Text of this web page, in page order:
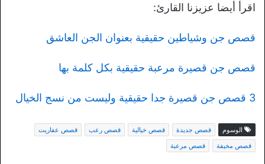
اقرأ أيضا عزيزنا القارئ:
قصص جن وشياطين حقيقية بعنوان الجن العاشق
قصص جن قصيرة مرعبة حقيقية بكل كلمة بها
3 قصص جن قصيرة جدا حقيقية وليست من نسج الخيال
الوسوم قصص جديدة قصص خيالية قصص رعب
قصص عفاريت
قصص مخيفة
قصص مرعبة